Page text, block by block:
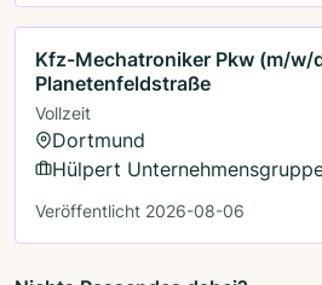
Kfz-Mechatroniker Pkw (m/w/
Planetenfeldstraße
Vollzeit
Dortmund
Hülpert
Veröffentlicht 2026-08-06